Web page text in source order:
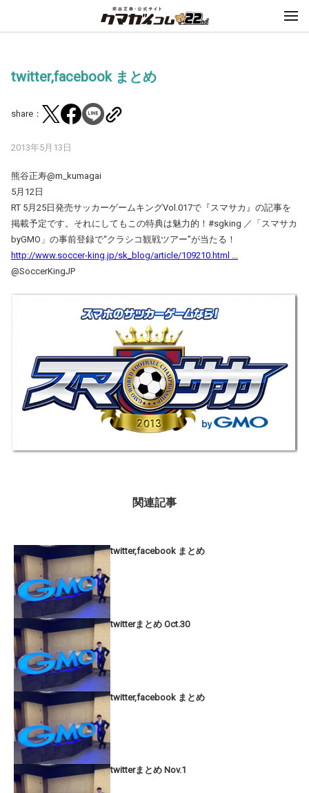
twitter,facebook まとめ
share：
2013年5月13日
熊谷正寿@m_kumagai
5月12日
RT 5月25日発売サッカーゲームキングVol.017で『スマサカ』の記事を
掲載予定です。それにしてもこの特典は魅力的！#sgking ／「スマサカ
byGMO」の事前登録で“クラシコ観戦ツアー”が当たる！
http://www.soccer-king.jp/sk_blog/article/109210.html …
@SoccerKingJP
関連記事
twitter,facebook まとめ
twitterまとめ Oct.30
twitter,facebook まとめ
twitterまとめ Nov.1